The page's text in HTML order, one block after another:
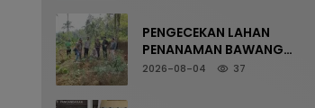
PENGECEKAN LAHAN
PENANAMAN BAWANG
PUTIH OLEH POLSEK
2026-08-04 37